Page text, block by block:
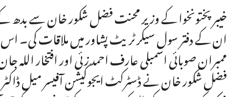
خیبر پختونخوا کے وزیر محنت فضل شکور خان سے
ان کے دفتر سول سیکرٹریٹ پشاور میں ملاقات کی۔
ممبران صوبائی اسمبلی عارف احمد زئی اور افتخار
فضل شکور خان نے ڈسٹرکٹ ایجوکیشن آفیسر میل ڈاکٹر